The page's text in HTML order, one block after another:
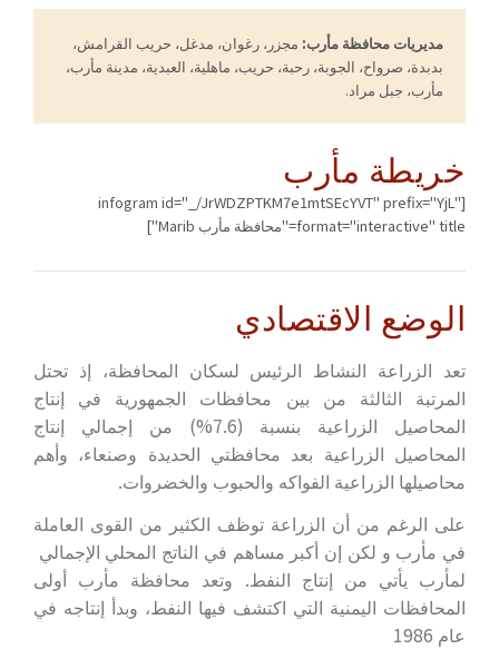
مديريات محافظة مأرب: مجزر، رغوان، مدغل، حريب القرامش،
بدبدة، صرواح، الجوبة، رحبة، حريب، ماهلية، العبدية، مدينة مأرب،
مأرب، جبل مراد.
خريطة مأرب
[infogram id="_/JrWDZPTKM7e1mtSEcYVT" prefix="YjL"
format="interactive" title="محافظة مأرب Marib"]
الوضع الاقتصادي
تعد الزراعة النشاط الرئيس لسكان المحافظة، إذ تحتل
المرتبة الثالثة من بين محافظات الجمهورية في إنتاج
المحاصيل الزراعية بنسبة (7.6%) من إجمالي إنتاج
المحاصيل الزراعية بعد محافظتي الحديدة وصنعاء، وأهم
محاصيلها الزراعية الفواكه والحبوب والخضروات.
على الرغم من أن الزراعة توظف الكثير من القوى العاملة
في مأرب و لكن إن أكبر مساهم في الناتج المحلي الإجمالي
لمأرب يأتي من إنتاج النفط. وتعد محافظة مأرب أولى
المحافظات اليمنية التي اكتشف فيها النفط، وبدأ إنتاجه في
عام 1986